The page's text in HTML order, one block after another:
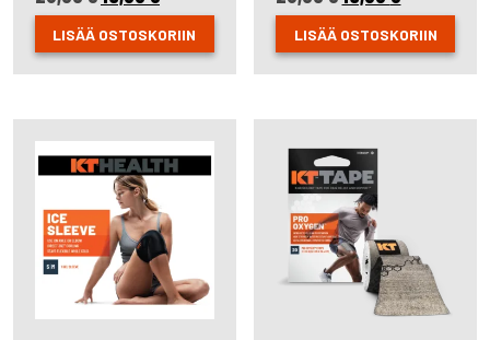
price
was:
23,00 €.
price
is:
19,00 €.
LISÄÄ OSTOSKORIIN
price
was:
23,00 €.
price
is:
19,00 €.
LISÄÄ OSTOSKORIIN